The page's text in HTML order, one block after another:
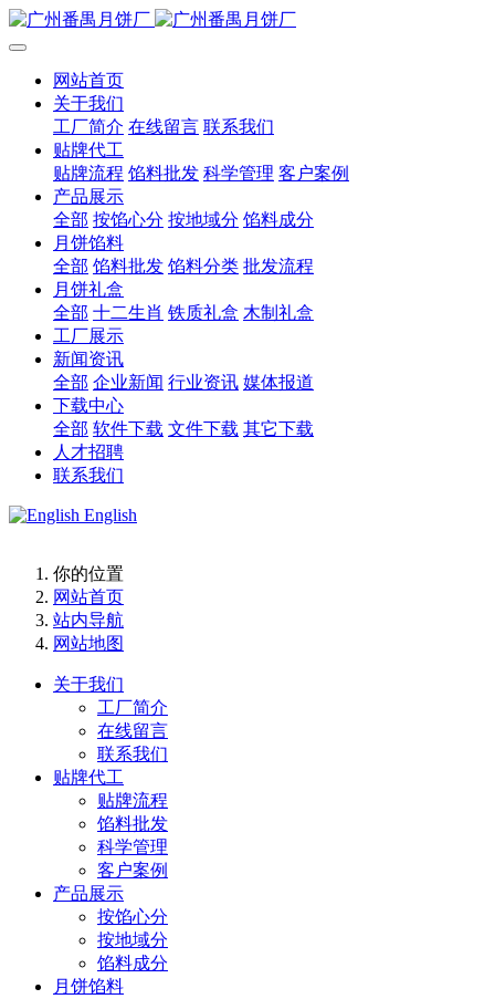
网站首页
关于我们
工厂简介 在线留言 联系我们
贴牌代工
贴牌流程 馅料批发 科学管理 客户案例
产品展示
全部 按馅心分 按地域分 馅料成分
月饼馅料
全部 馅料批发 馅料分类 批发流程
月饼礼盒
全部 十二生肖 铁质礼盒 木制礼盒
工厂展示
新闻资讯
全部 企业新闻 行业资讯 媒体报道
下载中心
全部 软件下载 文件下载 其它下载
人才招聘
联系我们
English
你的位置
网站首页
站内导航
网站地图
关于我们
工厂简介
在线留言
联系我们
贴牌代工
贴牌流程
馅料批发
科学管理
客户案例
产品展示
按馅心分
按地域分
馅料成分
月饼馅料